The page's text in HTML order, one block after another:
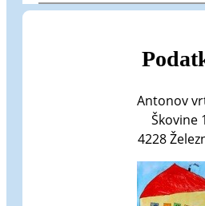
Antonov
Škovine 1
4228